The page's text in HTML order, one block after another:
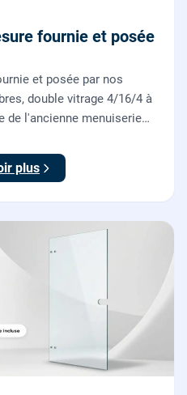
fournie et posée
et posée par nos
double vitrage 4/16/4 à
de l'ancienne menuiserie
plus